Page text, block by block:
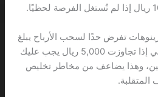
تفرض حدًا لسحب الأرباح يبلغ
2,500 ريال أسبوعيًا؛ ما يعني إذا تجاوزت 5,000 ريال يجب عليك
وهذا يضاعف من مخاطر تخليص